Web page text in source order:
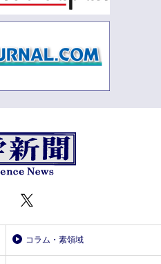
コラム・素領域